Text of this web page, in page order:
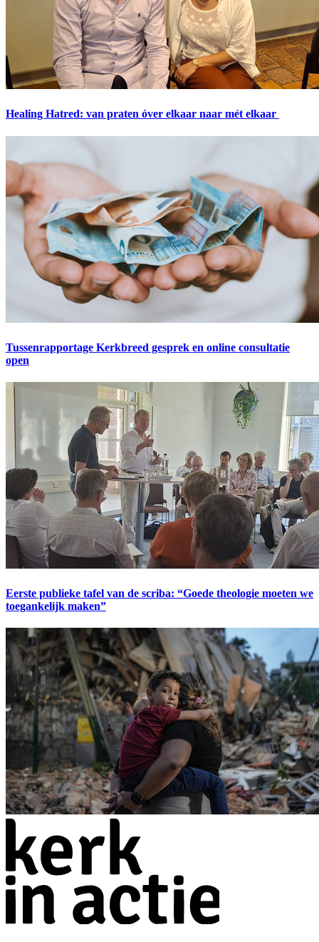
Healing Hatred: van praten óver elkaar naar mét elkaar
Tussenrapportage Kerkbreed gesprek en online consultatie
open
Eerste publieke tafel van de scriba: “Goede theologie moeten we
toegankelijk maken”